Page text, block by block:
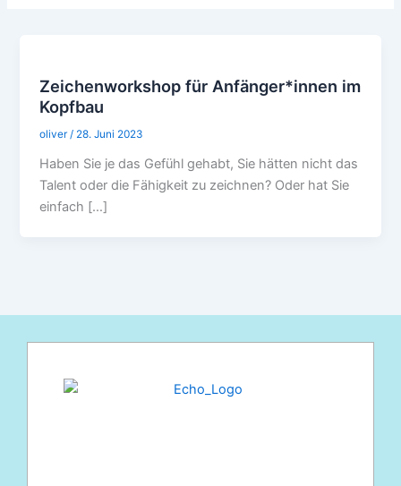
Zeichenworkshop für Anfänger*innen im
Kopfbau
oliver/ 28. Juni 2023
Haben Sie je das Gefühl gehabt, Sie hätten nicht das
Talent oder die Fähigkeit zu zeichnen? Oder hat Sie
einfach […]